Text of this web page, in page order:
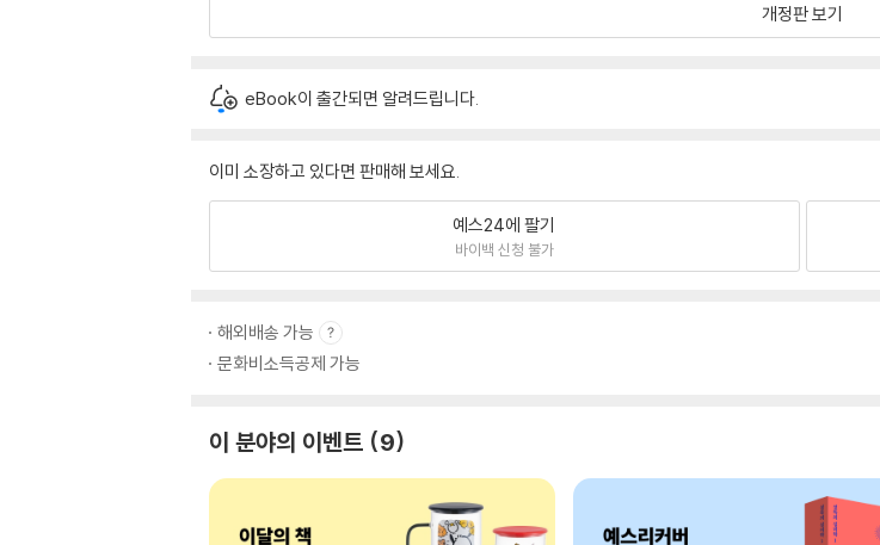
개정판 보기
eBook이 출간되면 알려드립니다.
이미 소장하고 있다면 판매해 보세요.
예스24에 팔기
바이백 신청 불가
해외배송 가능
문화비소득공제 가능
이 분야의 이벤트 9